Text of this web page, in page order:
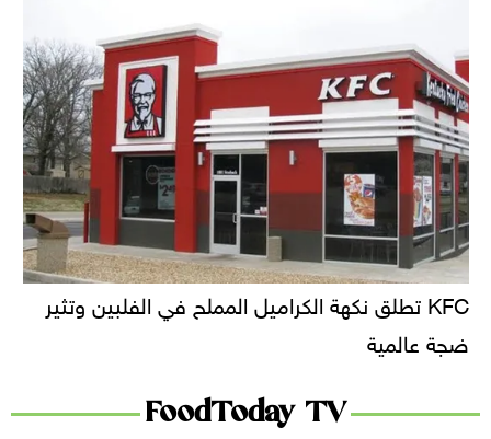
KFC تطلق نكهة الكراميل المملح في الفلبين وتثير
ضجة عالمية
FoodToday TV